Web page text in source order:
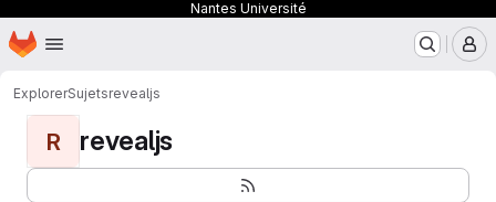
Nantes Université
Passer au contenu principal
Page d'accueil
ExplorerSujetsrevealjs
R revealjs